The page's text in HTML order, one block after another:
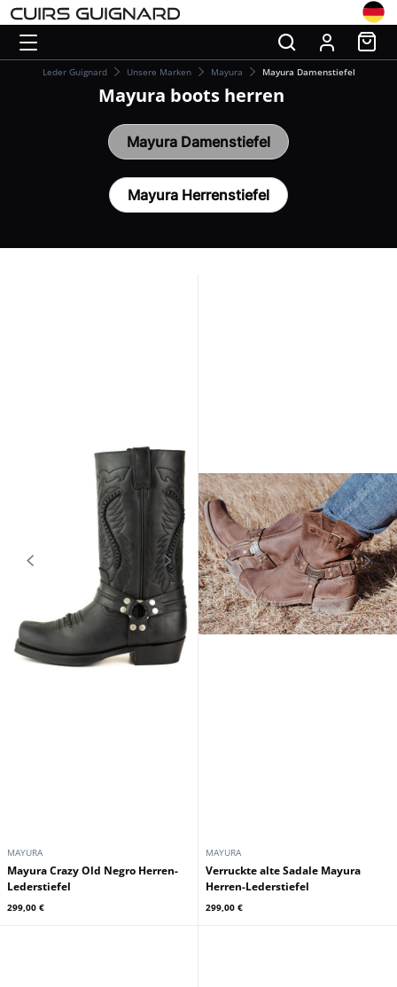
Leder Guignard Unsere Marken Mayura Mayura Damenstiefel
Mayura boots herren
Mayura Damenstiefel
Mayura Herrenstiefel
MAYURA
Mayura Crazy Old Negro Herren-
Lederstiefel
299,00 €
MAYURA
Verruckte alte Sadale Mayura
Herren-Lederstiefel
299,00 €